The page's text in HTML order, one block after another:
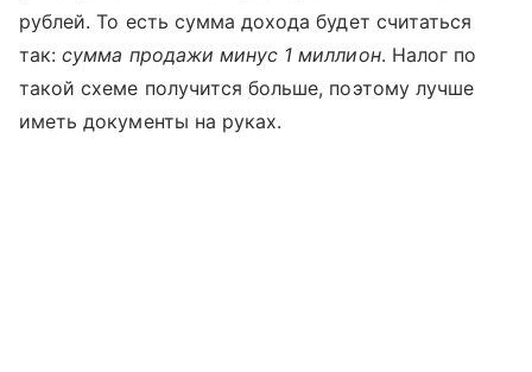
рублей. То есть сумма дохода будет считаться
так:сумма продажи минус 1 миллион. Налог по
такой схеме получится больше, поэтому лучше
иметь документы на руках.